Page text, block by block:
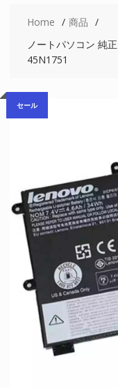
Home
商品
ノートパソコン 純
45N1751
セール